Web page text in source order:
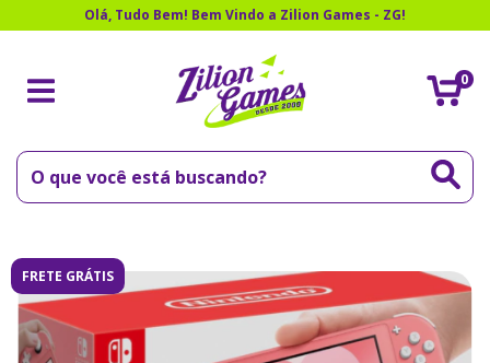
Olá, Tudo Bem! Bem Vindo a Zilion Games - ZG!
0
FRETE GRÁTIS